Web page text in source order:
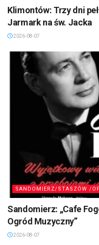
Klimontów: Trzy dni
Jarmark na św. Jacka
2026-08-07
SANDOMIERZ/STASZÓW /
Sandomierz: „Cafe
Ogród Muzyczny”
2026-08-07